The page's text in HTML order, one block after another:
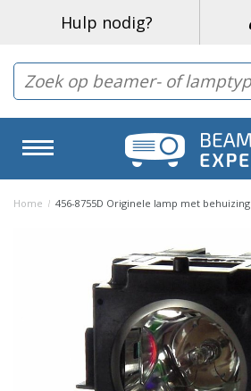
Hulp nodig?
Home / 456-8755D Originele lamp met behuizing